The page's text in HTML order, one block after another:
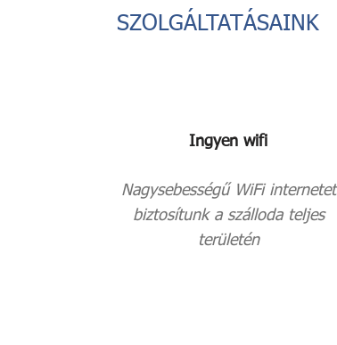
SZOLGÁLTATÁSAINK
Ingyen wifi
Nagysebességű WiFi internetet
biztosítunk a szálloda teljes
területén